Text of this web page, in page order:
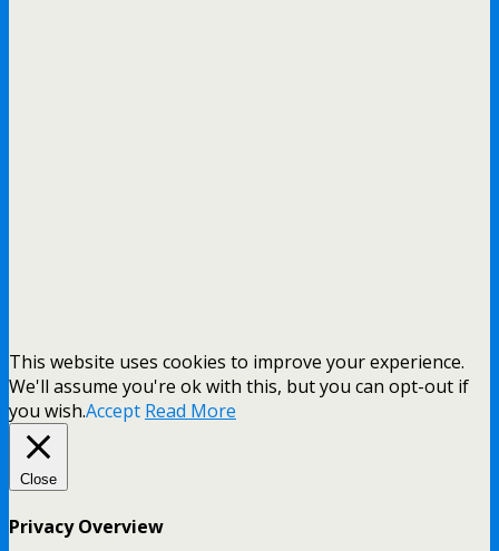
This website uses cookies to improve your experience.
We'll assume you're ok with this, but you can opt-out if
you wish.Accept Read More
Close
Privacy Overview